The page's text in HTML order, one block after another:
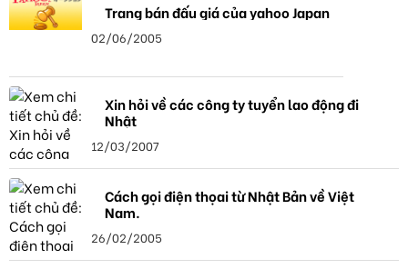
Trang bán đấu giá của yahoo Japan
02/06/2005
Xin hỏi về các công ty tuyển lao động đi
Nhật
12/03/2007
Cách gọi điện thọai từ Nhật Bản về Việt
Nam.
26/02/2005